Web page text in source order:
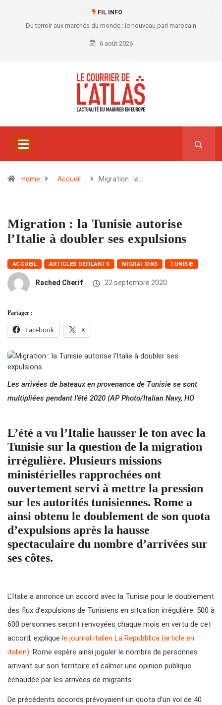
FIL INFO
Du terroir aux marchés du monde : le nouveau pari marocain
6 août 2026
Home Accueil Migration : la…
Migration : la Tunisie autorise
l’Italie à doubler ses expulsions
ACCUEIL ARTICLES DÉFILANTS MIGRATIONS TUNISIE
Rached Cherif 22 septembre 2020
Partager :
Facebook X
Les arrivées de bateaux en provenance de Tunisie se sont
multipliées pendant l’été 2020 (AP Photo/Italian Navy, HO
L’été a vu l’Italie hausser le ton avec la
Tunisie sur la question de la migration
irrégulière. Plusieurs missions
ministérielles rapprochées ont
ouvertement servi à mettre la pression
sur les autorités tunisiennes. Rome a
ainsi obtenu le doublement de son quota
d’expulsions après la hausse
spectaculaire du nombre d’arrivées sur
ses côtes.
L’Italie a annoncé un accord avec la Tunisie pour le doublement
des flux d’expulsions de Tunisiens en situation irrégulière. 500 à
600 personnes seront renvoyées chaque mois en vertu de cet
accord, explique le journal italien La Repubblica (article en
italien). Rome espère ainsi juguler le nombre de personnes
arrivant sur son territoire et calmer une opinion publique
échaudée par les arrivées de migrants.
De précédents accords prévoyaient un quota d’un vol de 40